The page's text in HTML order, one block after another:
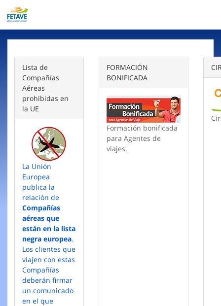
Lista de
Compañías
Aéreas
prohibidas en
la UE
La Unión
Europea
publica la
relación de
Compañías
aéreas que
están en la lista
negra europea.
Los clientes que
viajen con estas
Compañías
deberán firmar
un comunicado
en el que
FORMACIÓN
BONIFICADA
Formación bonificada
para Agentes de
viajes.